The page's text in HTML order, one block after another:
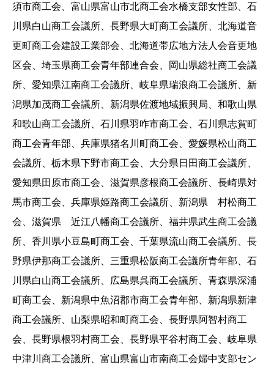
須市商工会、富山県富山市北商工会水橋支部女性部、石
川県白山商工会議所、長野県大町商工会議所、北海道音
更町商工会建設工業部会、北海道帯広地方法人会音更地
区会、埼玉県商工会青年部連合会、岡山県総社商工会議
所、愛知県江南商工会議所、岐阜県瑞浪商工会議所、新
潟県加茂商工会議所、新潟県佐渡地域振興局、和歌山県
和歌山商工会議所、石川県羽咋市商工会、石川県志賀町
商工会青年部、兵庫県猪名川町商工会、愛媛県松山商工
会議所、栃木県下野市商工会、大分県日田商工会議所、
愛知県田原市商工会、滋賀県彦根商工会議所、長崎県対
馬市商工会、兵庫県姫路商工会議所、新潟県 村松商工
会、滋賀県 近江八幡商工会議所、福井県武生商工会議
所、香川県小豆島町商工会、千葉県流山商工会議所、長
野県伊那商工会議所、三重県松阪商工会議所青年部、石
川県白山商工会議所、広島県呉商工会議所、青森県深浦
町商工会、新潟県中魚沼郡市商工会青年部、新潟県新津
商工会議所、山梨県昭和町商工会、長野県阿智村商工
会、長野県根羽村商工会、長野県平谷村商工会、岐阜県
中津川商工会議所、富山県富山市南商工会婦中支部セン